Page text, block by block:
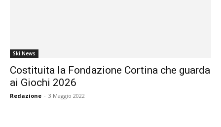
Ski News
Costituita la Fondazione Cortina che guarda
ai Giochi 2026
Redazione - 3 Maggio 2022